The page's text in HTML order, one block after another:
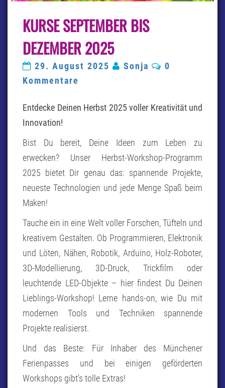
SEPTEMBER
BIS
2025
KURSE SEPTEMBER BIS
DEZEMBER 2025
29. August 2025 Sonja Kommentare
0
Kommentare
Entdecke Deinen Herbst 2025 voller Kreativität und
Innovation!
Bist Du bereit, Deine Ideen zum Leben zu
erwecken? Unser Herbst-Workshop-Programm
2025 bietet Dir genau das: spannende Projekte,
neueste Technologien und jede Menge Spaß beim
Maken!
Tauche ein in eine Welt voller Forschen, Tüfteln und
kreativem Gestalten. Ob Programmieren, Elektronik
und Löten, Nähen, Robotik, Arduino, Holz-Roboter,
3D-Modellierung, 3D-Druck, Trickfilm oder
leuchtende LED-Objekte – hier findest Du Deinen
Lieblings-Workshop! Lerne hands-on, wie Du mit
modernen Tools und Techniken spannende
Projekte realisierst.
Und das Beste: Für Inhaber des Münchener
Ferienpasses und bei einigen geförderten
Workshops gibt’s tolle Extras!